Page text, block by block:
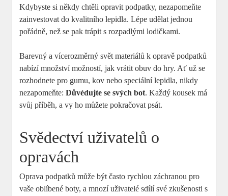
Kdybyste si někdy chtěli opravit podpatky, nezapomeňte
zainvestovat do kvalitního lepidla. Lépe udělat jednou
pořádně, než se pak trápit s rozpadlými lodičkami.
Barevný a vícerozměrný svět materiálů k opravě podpatků
nabízí množství možností, jak vrátit obuv do hry. Ať už se
rozhodnete pro gumu, kov nebo speciální lepidla, nikdy
nezapomeňte:Důvédujte se svých bot. Každý kousek má
svůj příběh, a vy ho můžete pokračovat psát.
Svědectví uživatelů o
opravách
Oprava podpatků může být často rychlou záchranou pro
vaše oblíbené boty, a mnozí uživatelé sdílí své zkušenosti s